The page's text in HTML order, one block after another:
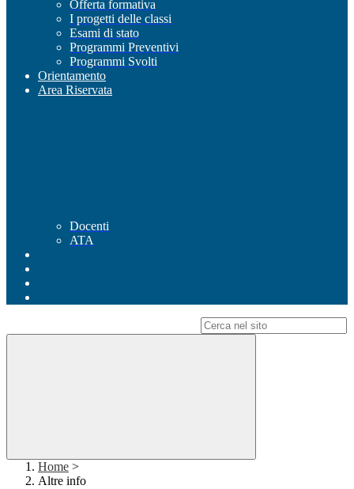
Offerta formativa
I progetti delle classi
Esami di stato
Programmi Preventivi
Programmi Svolti
Orientamento
Area Riservata
Docenti
ATA
Home >
Altre info